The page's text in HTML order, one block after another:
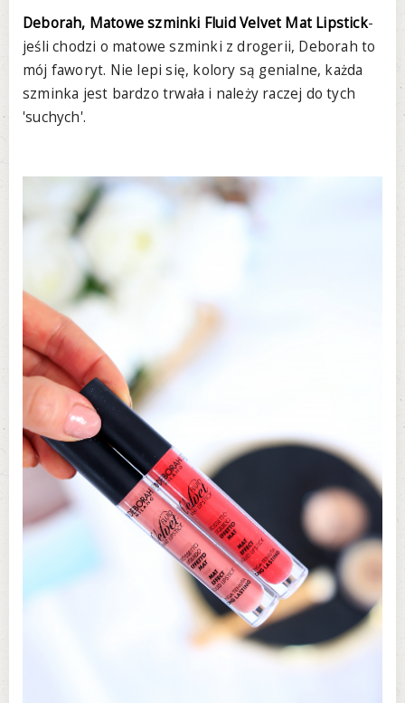
Deborah, Matowe szminki Fluid Velvet Mat Lipstick-
jeśli chodzi o matowe szminki z drogerii, Deborah to
mój faworyt. Nie lepi się, kolory są genialne, każda
szminka jest bardzo trwała i należy raczej do tych
'suchych'.